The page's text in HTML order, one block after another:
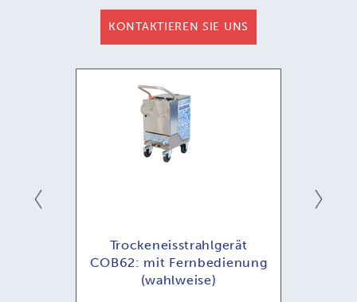
KONTAKTIEREN SIE UNS
Trockeneisstrahlgerät
COB62: mit Fernbedienung
(wahlweise)